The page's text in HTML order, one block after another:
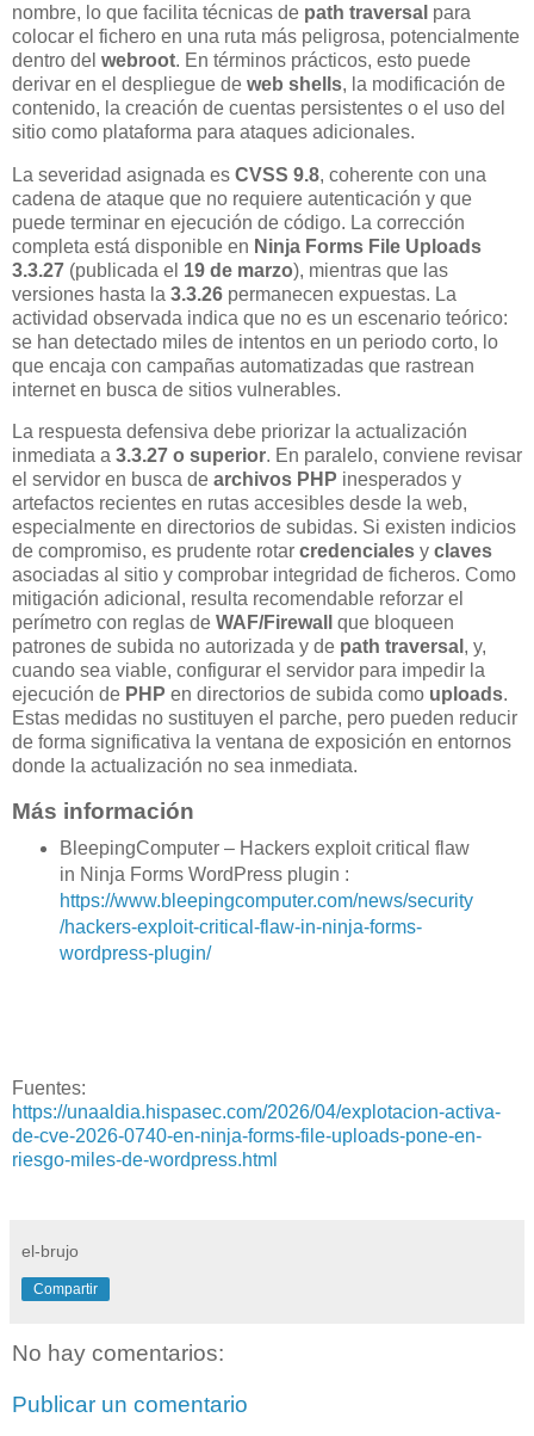
nombre, lo que facilita técnicas de path traversal para
colocar el fichero en una ruta más peligrosa, potencialmente
dentro del webroot. En términos prácticos, esto puede
derivar en el despliegue de web shells, la modificación de
contenido, la creación de cuentas persistentes o el uso del
sitio como plataforma para ataques adicionales.
La severidad asignada es CVSS 9.8, coherente con una
cadena de ataque que no requiere autenticación y que
puede terminar en ejecución de código. La corrección
completa está disponible en Ninja Forms File Uploads
3.3.27 (publicada el 19 de marzo), mientras que las
versiones hasta la 3.3.26 permanecen expuestas. La
actividad observada indica que no es un escenario teórico:
se han detectado miles de intentos en un periodo corto, lo
que encaja con campañas automatizadas que rastrean
internet en busca de sitios vulnerables.
La respuesta defensiva debe priorizar la actualización
inmediata a 3.3.27 o superior. En paralelo, conviene revisar
el servidor en busca de archivos PHP inesperados y
artefactos recientes en rutas accesibles desde la web,
especialmente en directorios de subidas. Si existen indicios
de compromiso, es prudente rotar credenciales y claves
asociadas al sitio y comprobar integridad de ficheros. Como
mitigación adicional, resulta recomendable reforzar el
perímetro con reglas de WAF/Firewall
que bloqueen
patrones de subida no autorizada y de path traversal , y,
cuando sea viable, configurar el servidor para impedir la
ejecución de PHP en directorios de subida como uploads.
Estas medidas no sustituyen el parche, pero pueden reducir
de forma significativa la ventana de exposición en entornos
donde la actualización no sea inmediata.
Más información
BleepingComputer – Hackers exploit critical flaw
in Ninja Forms WordPress plugin :
https://www.bleepingcomputer.com/news/security
/hackers-exploit-critical-flaw-in-ninja-forms-
wordpress-plugin/
Fuentes:
https://unaaldia.hispasec.com/2026/04/explotacion-activa-
de-cve-2026-0740-en-ninja-forms-file-uploads-pone-en-
riesgo-miles-de-wordpress.html
el-brujo
Compartir
No hay comentarios:
Publicar un comentario